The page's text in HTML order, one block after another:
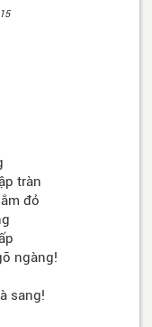
tràn
đỏ
ngàng!
sang!